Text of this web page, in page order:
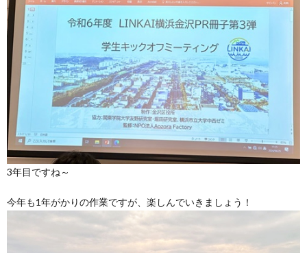
3年目ですね～
今年も1年がかりの作業ですが、楽しんでいきましょう！